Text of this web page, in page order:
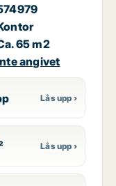
65 m2
angivet